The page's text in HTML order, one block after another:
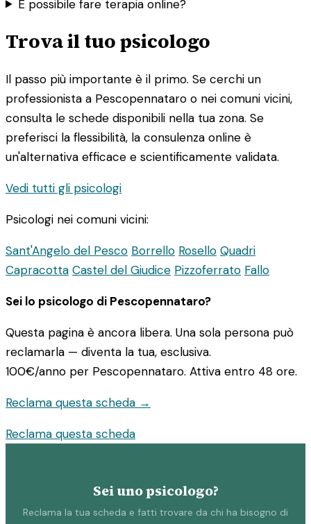
È possibile fare terapia online?
Trova il tuo psicologo
Il passo più importante è il primo. Se cerchi un
professionista a Pescopennataro o nei comuni vicini,
consulta le schede disponibili nella tua zona. Se
preferisci la flessibilità, la consulenza online è
un'alternativa efficace e scientificamente validata.
Vedi tutti gli psicologi
Psicologi nei comuni vicini:
Sant'Angelo del Pesco Borrello Rosello Quadri
Capracotta Castel del Giudice Pizzoferrato Fallo
Sei lo psicologo di Pescopennataro?
Questa pagina è ancora libera. Una sola persona può
reclamarla — diventa la tua, esclusiva.
100€/anno per Pescopennataro. Attiva entro 48 ore.
Reclama questa scheda →
Reclama questa scheda
Sei uno psicologo?
Reclama la tua scheda e fatti trovare da chi ha bisogno di